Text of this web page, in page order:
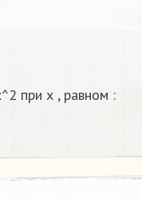
при х , равном :